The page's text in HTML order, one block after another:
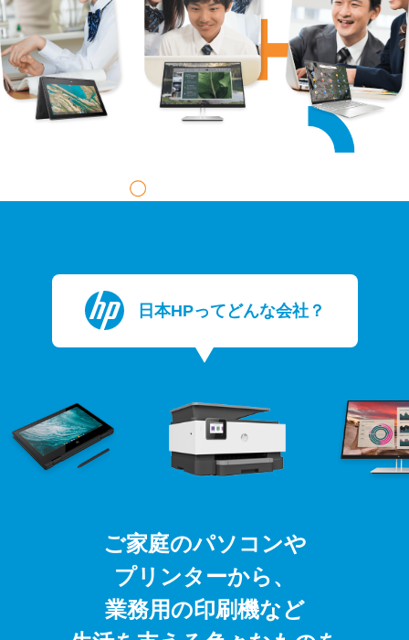
日本HPってどんな会社？
ご家庭のパソコンや
プリンターから、
業務用の印刷機など